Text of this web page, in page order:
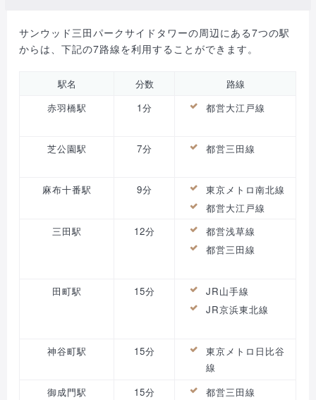
サンウッド三田パークサイドタワーの周辺にある7つの駅
からは、下記の7路線を利用することができます。
駅名 分数
路線
赤羽橋駅
1分 都営大江戸線
芝公園駅 7分 都営三田線
麻布十番駅 9分
東京メトロ南北線
都営大江戸線
三田駅
12分
都営浅草線
都営三田線
田町駅 15分
JR山手線
JR京浜東北線
神谷町駅 15分
東京メトロ日比谷
線
御成門駅
15分 都営三田線